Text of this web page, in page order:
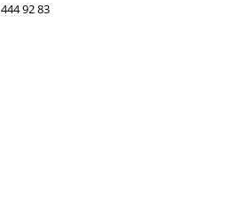
444 92 83